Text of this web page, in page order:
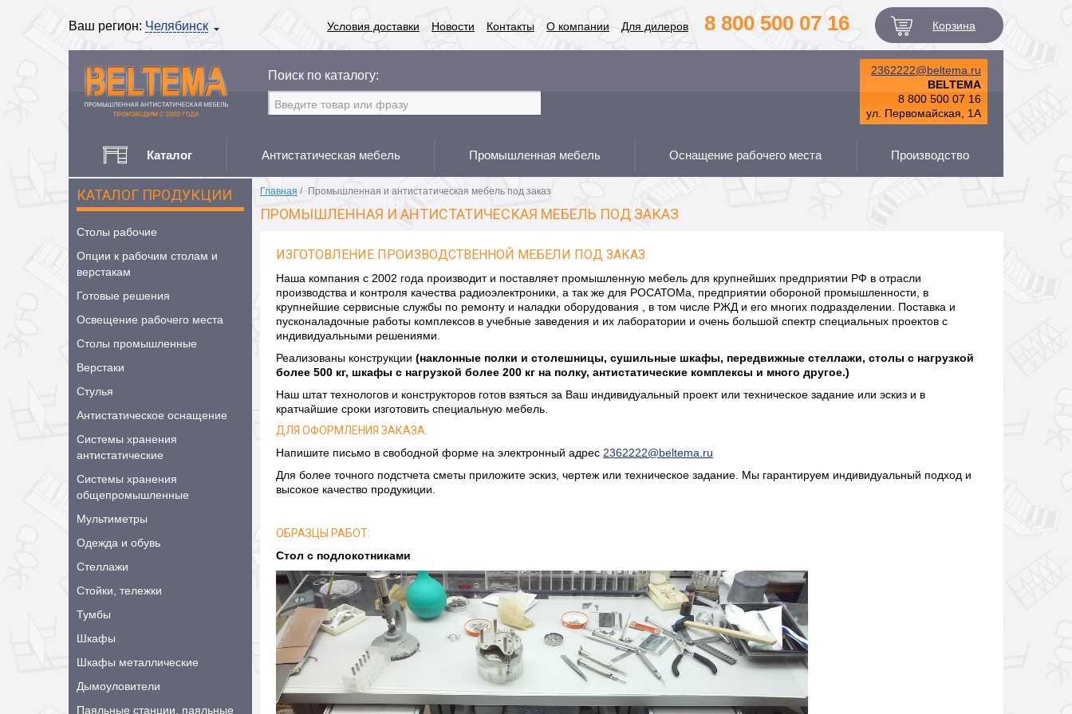
Ваш регион: Челябинск Условия доставки Новости Контакты О компании Для дилеров 8 800 500 07 16 Корзина
Поиск по каталогу:
2362222@beltema.ru
BELTEMA
8 800 500 07 16
ул. Первомайская, 1А
Каталог Антистатическая мебель Промышленная мебель Оснащение рабочего места Производство
КАТАЛОГ ПРОДУКЦИИ
Столы рабочие
Опции к рабочим столам и
верстакам
Готовые решения
Освещение рабочего места
Столы промышленные
Верстаки
Стулья
Антистатическое оснащение
Системы хранения
антистатические
Системы хранения
общепромышленные
Мультиметры
Одежда и обувь
Стеллажи
Стойки, тележки
Тумбы
Шкафы
Шкафы металлические
Дымоуловители
Паяльные станции, паяльные
Главная / Промышленная и антистатическая мебель под заказ
ПРОМЫШЛЕННАЯ И АНТИСТАТИЧЕСКАЯ МЕБЕЛЬ ПОД ЗАКАЗ
ИЗГОТОВЛЕНИЕ ПРОИЗВОДСТВЕННОЙ МЕБЕЛИ ПОД ЗАКАЗ.
Наша компания с 2002 года производит и поставляет промышленную мебель для крупнейших предприятии РФ в отрасли
производства и контроля качества радиоэлектроники, а так же для РОСАТОМа, предприятии обороной промышленности, в
крупнейшие сервисные службы по ремонту и наладки оборудования , в том числе РЖД и его многих подразделении. Поставка и
пусконаладочные работы комплексов в учебные заведения и их лаборатории и очень большой спектр специальных проектов с
индивидуальными решениями.
Реализованы конструкции (наклонные полки и столешницы, сушильные шкафы, передвижные стеллажи, столы с нагрузкой
более 500 кг, шкафы с нагрузкой более 200 кг на полку, антистатические комплексы и много другое.)
Наш штат технологов и конструкторов готов взяться за Ваш индивидуальный проект или техническое задание или эскиз и в
кратчайшие сроки изготовить специальную мебель.
ДЛЯ ОФОРМЛЕНИЯ ЗАКАЗА.
Напишите письмо в свободной форме на электронный адрес 2362222@beltema.ru
Для более точного подстчета сметы приложите эскиз, чертеж или техническое задание. Мы гарантируем индивидуальный подход и
высокое качество продукиции.
ОБРАЗЦЫ РАБОТ:
Стол с подлокотниками